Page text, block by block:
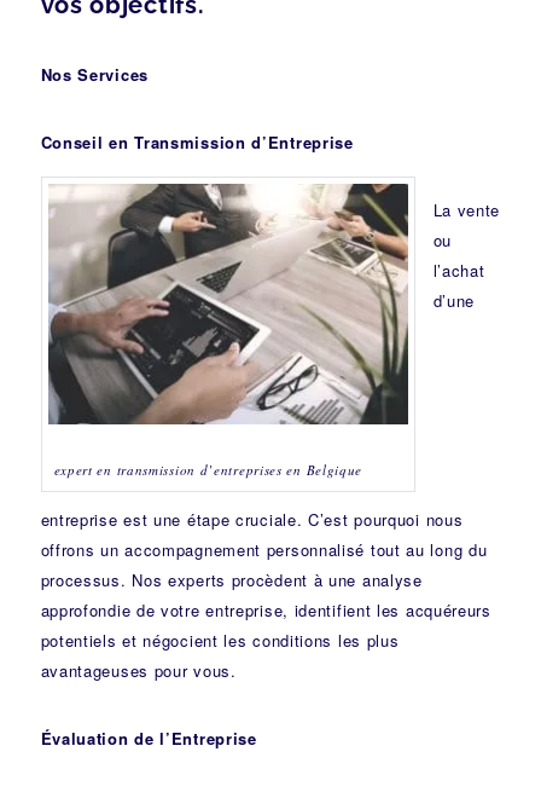
Nos Services
Conseil en Transmission d’Entreprise
expert en transmission d’entreprises en Belgique
La vente
ou
l’achat
d’une
entreprise est une étape cruciale. C’est pourquoi nous
offrons un accompagnement personnalisé tout au long du
processus. Nos experts procèdent à une analyse
approfondie de votre entreprise, identifient les acquéreurs
potentiels et négocient les conditions les plus
avantageuses pour vous.
Évaluation de l’Entreprise